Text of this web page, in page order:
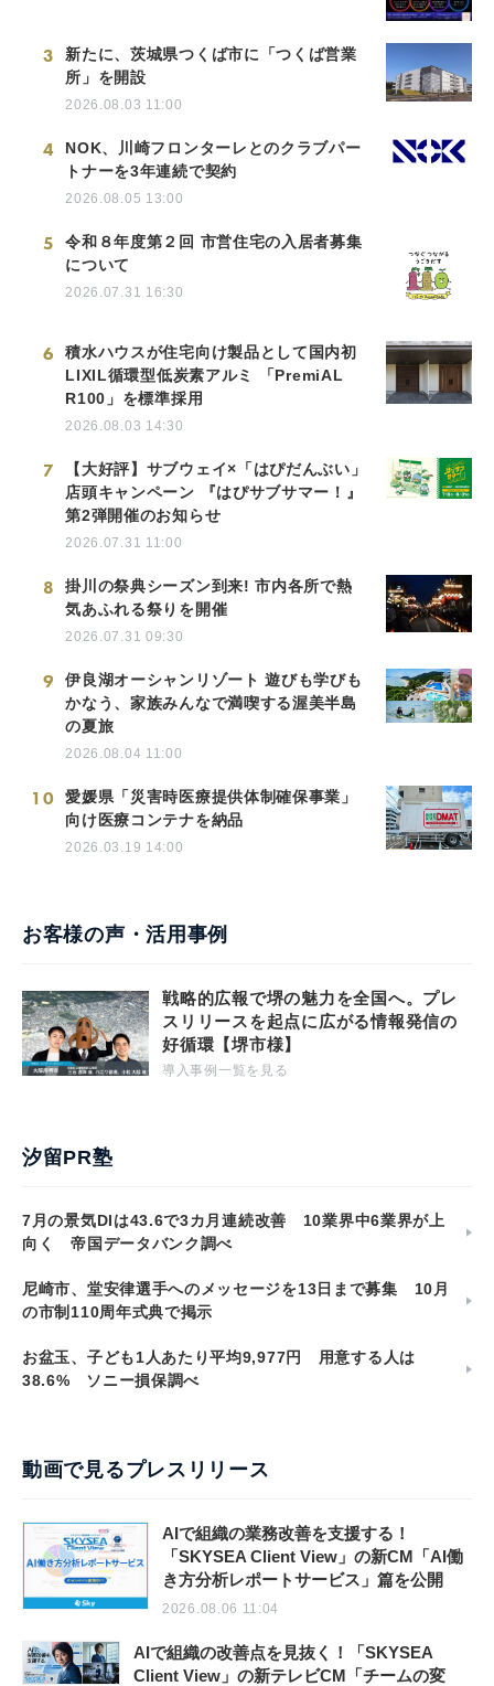
3
新たに、茨城県つくば市に「つくば営業
所」を開設
2026.08.03 11:00
4
NOK、川崎フロンターレとのクラブパー
トナーを3年連続で契約
2026.08.05 13:00
5
令和８年度第２回 市営住宅の入居者募集
について
2026.07.31 16:30
6
積水ハウスが住宅向け製品として国内初
LIXIL循環型低炭素アルミ 「PremiAL
R100」を標準採用
2026.08.03 14:30
7
【大好評】サブウェイ×「はぴだんぶい」
店頭キャンペーン 『はぴサブサマー！』
第2弾開催のお知らせ
2026.07.31 11:00
8
掛川の祭典シーズン到来! 市内各所で熱
気あふれる祭りを開催
2026.07.31 09:30
9
伊良湖オーシャンリゾート 遊びも学びも
かなう、家族みんなで満喫する渥美半島
の夏旅
2026.08.04 11:00
10
愛媛県「災害時医療提供体制確保事業」
向け医療コンテナを納品
2026.03.19 14:00
お客様の声・活用事例
戦略的広報で堺の魅力を全国へ。プレ
スリリースを起点に広がる情報発信の
好循環【堺市様】
導入事例一覧を見る
汐留PR塾
7月の景気DIは43.6で3カ月連続改善 10業界中6業界が上
向く 帝国データバンク調べ
尼崎市、堂安律選手へのメッセージを13日まで募集 10月
の市制110周年式典で掲示
お盆玉、子ども1人あたり平均9,977円 用意する人は
38.6% ソニー損保調べ
動画で見るプレスリリース
AIで組織の業務改善を支援する！
「SKYSEA Client View」の新CM「AI働
き方分析レポートサービス」篇を公開
2026.08.06 11:04
AIで組織の改善点を見抜く！「SKYSEA
Client View」の新テレビCM「チームの変